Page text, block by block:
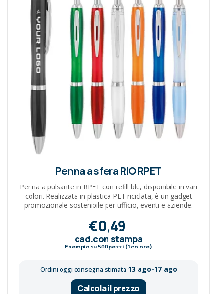
Penna a sfera RIO RPET
Penna a pulsante in RPET con refill blu, disponibile in vari
colori. Realizzata in plastica PET riciclata, è un gadget
promozionale sostenibile per ufficio, eventi e aziende.
€0,49
cad.con stampa
Esempio su500pezzi (1 colore)
Ordini oggi consegna stimata 13 ago-17 ago
Calcola il prezzo